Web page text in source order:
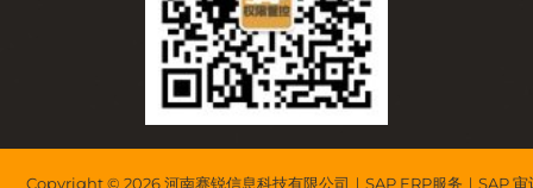
Copyright © 2026 河南赛锐信息科技有限公司｜SAP ERP服务｜SAP 审